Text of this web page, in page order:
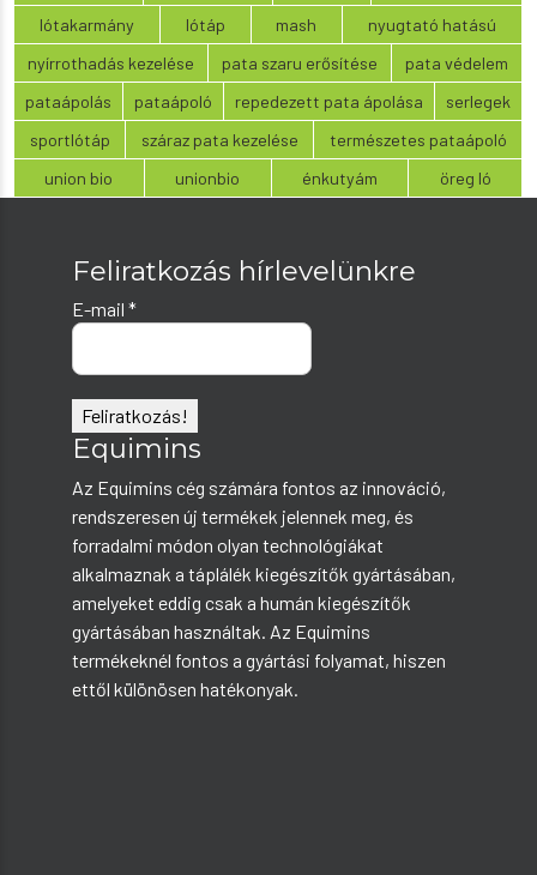
lótakarmány
lótáp mash
nyugtató hatású
nyírrothadás kezelése
pata szaru erősítése
pata védelem
pataápolás
pataápoló repedezett pata ápolása
serlegek
sportlótáp
száraz pata kezelése
természetes pataápoló
union bio
unionbio énkutyám öreg ló
Feliratkozás hírlevelünkre
E-mail *
Equimins
Az Equimins cég számára fontos az innováció,
rendszeresen új termékek jelennek meg, és
forradalmi módon olyan technológiákat
alkalmaznak a táplálék kiegészítők gyártásában,
amelyeket eddig csak a humán kiegészítők
gyártásában használtak. Az Equimins
termékeknél fontos a gyártási folyamat, hiszen
ettől különösen hatékonyak.